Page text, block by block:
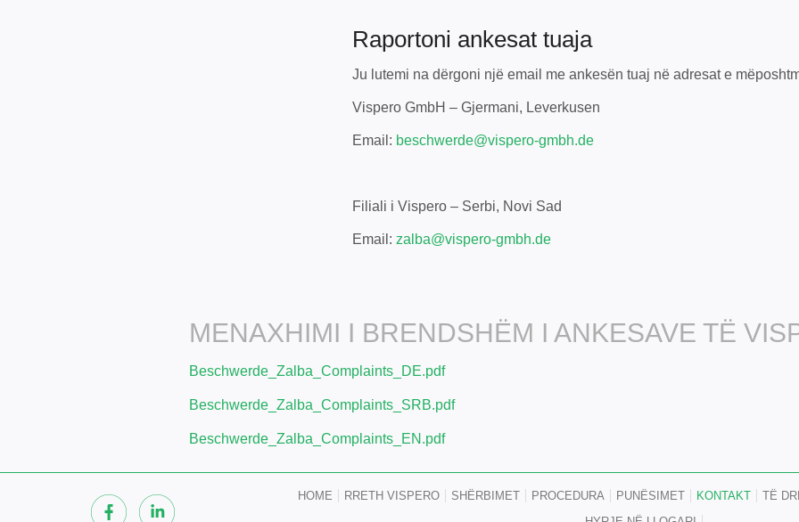
Raportoni ankesat tuaja
Ju lutemi na dërgoni një email me ankesën tuaj në adresat e
Vispero GmbH – Gjermani, Leverkusen
Email: beschwerde@vispero-gmbh.de
Filiali i Vispero – Serbi, Novi Sad
Email: zalba@vispero-gmbh.de
MENAXHIMI I BRENDSHËM I ANKESAVE TË
Beschwerde_Zalba_Complaints_DE.pdf
Beschwerde_Zalba_Complaints_SRB.pdf
Beschwerde_Zalba_Complaints_EN.pdf
HOME RRETH VISPERO SHËRBIMET PROCEDURA PUNËSIMET KONTAKT TË